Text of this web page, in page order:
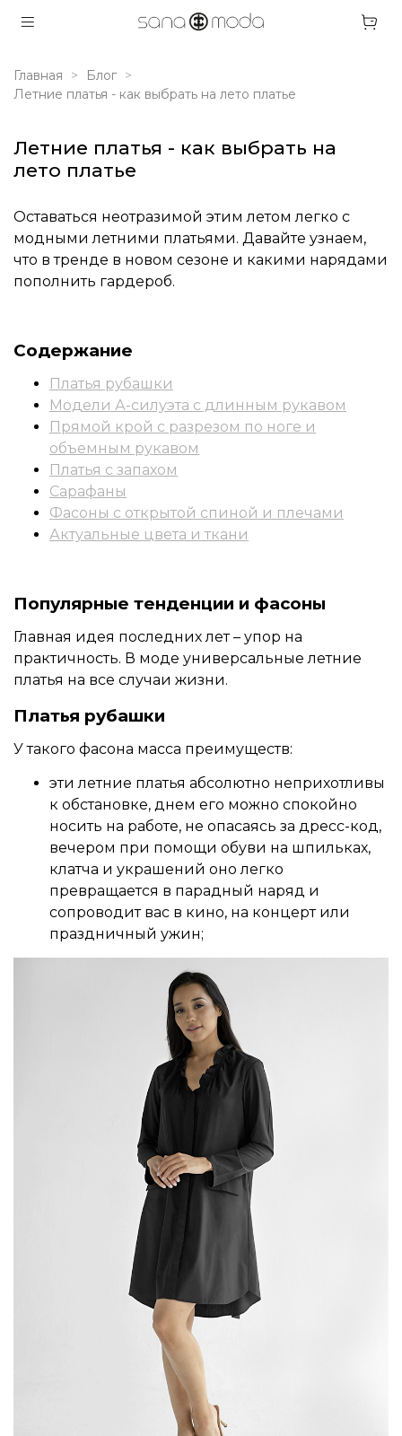
Главная
Блог
Летние платья - как выбрать на лето платье
Летние платья - как выбрать на
лето платье
Оставаться неотразимой этим летом легко с
модными летними платьями. Давайте узнаем,
что в тренде в новом сезоне и какими нарядами
пополнить гардероб.
Содержание
Платья рубашки
Модели А-силуэта с длинным рукавом
Прямой крой с разрезом по ноге и
объемным рукавом
Платья с запахом
Сарафаны
Фасоны с открытой спиной и плечами
Актуальные цвета и ткани
Популярные тенденции и фасоны
Главная идея последних лет – упор на
практичность. В моде универсальные летние
платья на все случаи жизни.
Платья рубашки
У такого фасона масса преимуществ:
эти летние платья абсолютно неприхотливы
к обстановке, днем его можно спокойно
носить на работе, не опасаясь за дресс-код,
вечером при помощи обуви на шпильках,
клатча и украшений оно легко
превращается в парадный наряд и
сопроводит вас в кино, на концерт или
праздничный ужин;